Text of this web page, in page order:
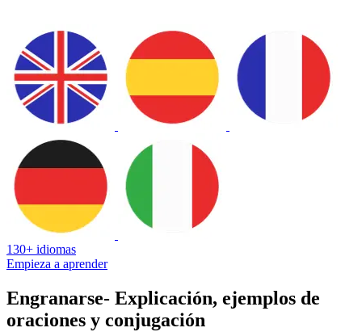
130+ idiomas
Empieza a aprender
Engranarse- Explicación, ejemplos de
oraciones y conjugación